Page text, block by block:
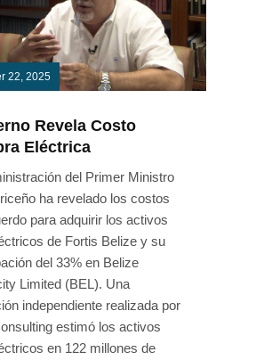
22, 2025
Revela Costo
Eléctrica
del Primer Ministro
ha revelado los costos
para adquirir los activos
de Fortis Belize y su
del 33% en Belize
Limited (BEL). Una
independiente realizada por
estimó los activos
en 122 millones de